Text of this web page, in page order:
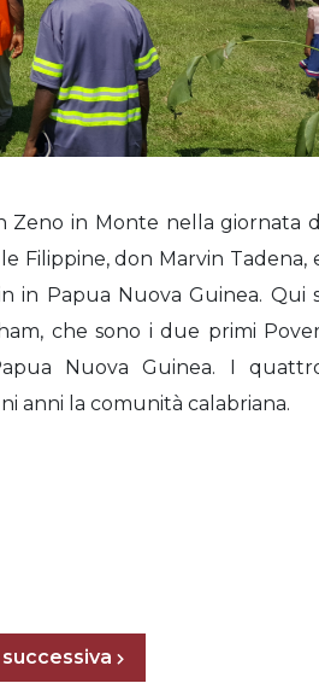
Zeno in Monte nella giornata
Filippine, don Marvin Tadena,
in Papua Nuova Guinea. Qui
che sono i due primi
Nuova Guinea. I
anni la comunità calabriana.
navigation